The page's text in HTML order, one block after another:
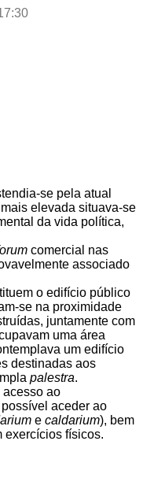
se pela atual
elevada situava-se
da vida política,
comercial nas
associado
o edifício público
se na proximidade
juntamente com
uma área
um edifício
destinadas aos
palestra.
acesso ao
aceder ao
e caldarium), bem
exercícios físicos.